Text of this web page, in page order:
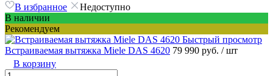
В избранное
Недоступно
В наличии
Рекомендуем
Быстрый просмотр
Встраиваемая вытяжка Miele DAS 4620 79 990 руб. / шт
В корзину